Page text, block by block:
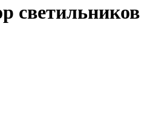
светильников